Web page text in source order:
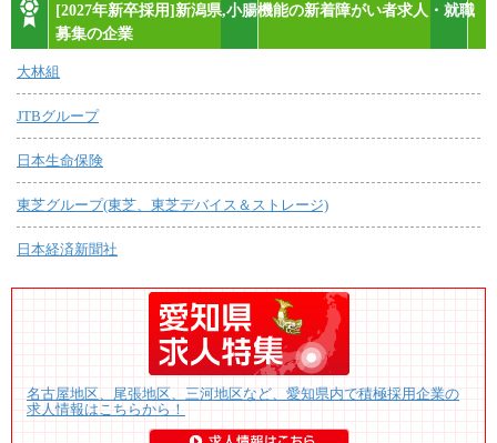
[2027年新卒採用]新潟県,小腸機能の新着障がい者求人・就職
募集の企業
大林組
JTBグループ
日本生命保険
東芝グループ(東芝、東芝デバイス＆ストレージ)
日本経済新聞社
名古屋地区、尾張地区、三河地区など、愛知県内で積極採用企業の
求人情報はこちらから！